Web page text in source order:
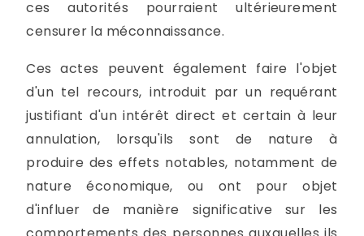
ces autorités pourraient ultérieurement
censurer la méconnaissance.
Ces actes peuvent également faire l'objet
d'un tel recours, introduit par un requérant
justifiant d'un intérêt direct et certain à leur
annulation, lorsqu'ils sont de nature à
produire des effets notables, notamment de
nature économique, ou ont pour objet
d'influer de manière significative sur les